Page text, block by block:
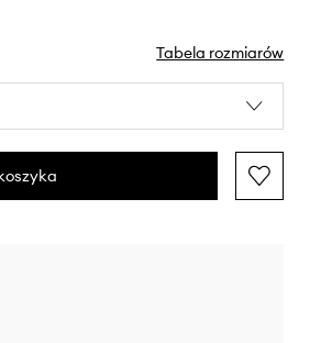
Tabela rozmiarów